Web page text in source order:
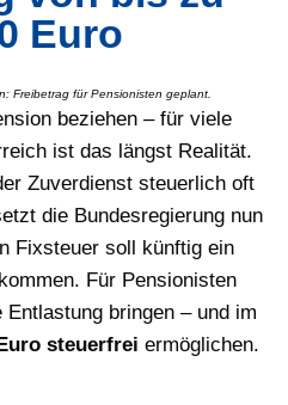
Euro
Freibetrag für Pensionisten geplant.
beziehen – für viele
ist das längst Realität.
Zuverdienst steuerlich oft
die Bundesregierung nun
Fixsteuer soll künftig ein
kommen. Für Pensionisten
bringen – und im
steuerfrei ermöglichen.